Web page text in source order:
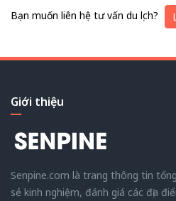
Bạn muốn liên hệ tư vấn du lịch?
Giới thiệu
Senpine.com là trang thông tin
sẻ kinh nghiệm, đánh giá các địa